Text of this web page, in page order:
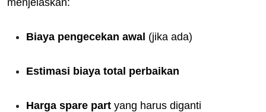
menjelaskan:
Biaya pengecekan awal (jika ada)
Estimasi biaya total perbaikan
Harga spare part yang harus diganti